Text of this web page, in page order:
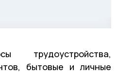
трудоустройства,
бытовые и личные